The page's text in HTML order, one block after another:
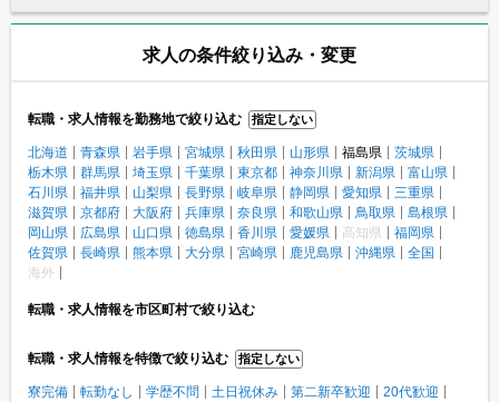
求人の条件絞り込み・変更
転職・求人情報を勤務地で絞り込む 指定しない
北海道 青森県 岩手県 宮城県 秋田県 山形県 福島県
茨城県
栃木県
群馬県 埼玉県 千葉県 東京都 神奈川県 新潟県
富山県
石川県
福井県 山梨県 長野県 岐阜県 静岡県 愛知県
三重県
滋賀県
京都府 大阪府 兵庫県 奈良県 和歌山県 鳥取県
島根県
岡山県
広島県 山口県 徳島県 香川県 愛媛県 高知県
福岡県
佐賀県
長崎県 熊本県 大分県 宮崎県 鹿児島県 沖縄県
全国
海外
転職・求人情報を市区町村で絞り込む
転職・求人情報を特徴で絞り込む 指定しない
寮完備 転勤なし 学歴不問 土日祝休み 第二新卒歓迎
20代歓迎